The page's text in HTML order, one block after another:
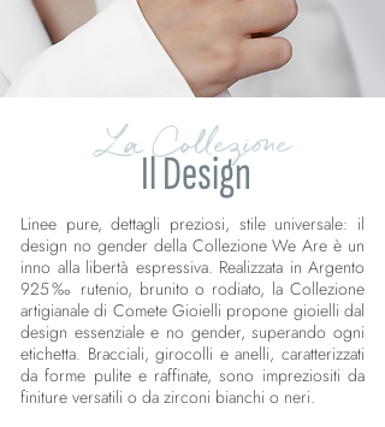
La Collezione
Il Design
Linee pure, dettagli preziosi, stile universale: il
design no gender della Collezione We Are è un
inno alla libertà espressiva. Realizzata in Argento
925‰ rutenio, brunito o rodiato, la Collezione
artigianale di Comete Gioielli propone gioielli dal
design essenziale e no gender, superando ogni
etichetta. Bracciali, girocolli e anelli, caratterizzati
da forme pulite e raffinate, sono impreziositi da
finiture versatili o da zirconi bianchi o neri.